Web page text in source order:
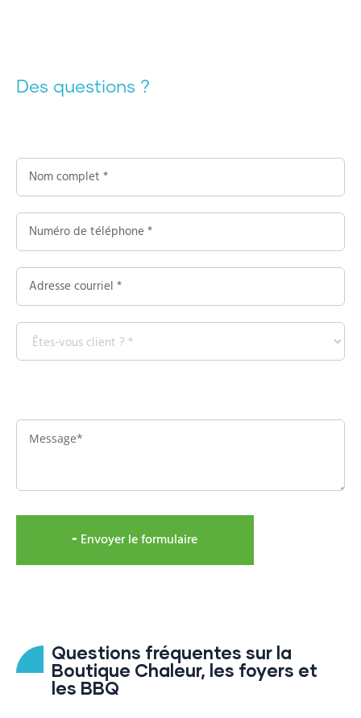
Des questions ?
Contactez-
nous
Formulaire
-
Livraison
╸Envoyer le formulaire
Questions fréquentes sur la
Boutique Chaleur, les foyers et
les BBQ